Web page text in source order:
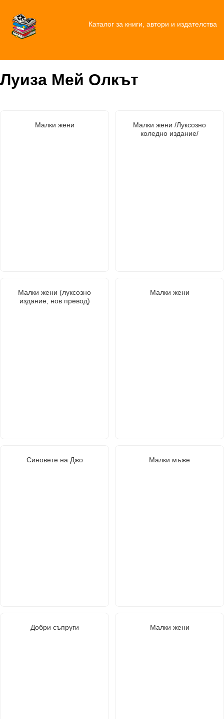
Каталог за книги, автори и издателства
Луиза Мей Олкът
Малки жени
Малки жени /Луксозно
коледно издание/
Малки жени (луксозно
издание, нов превод)
Малки жени
Синовете на Джо Малки мъже
Добри съпруги Малки жени